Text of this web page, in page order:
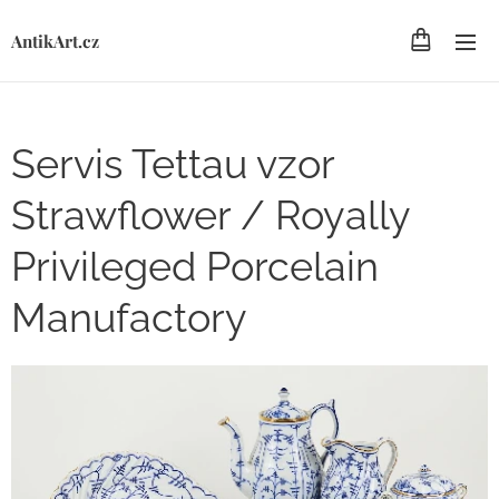
AntikArt.cz
Servis Tettau vzor
Strawflower / Royally
Privileged Porcelain
Manufactory